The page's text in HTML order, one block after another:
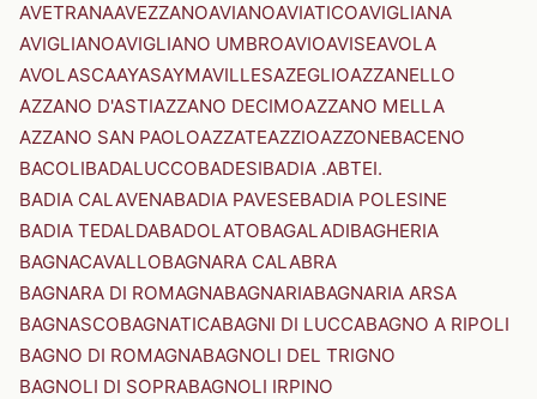
AVETRANAAVEZZANOAVIANOAVIATICOAVIGLIANA
AVIGLIANOAVIGLIANO UMBROAVIOAVISEAVOLA
AVOLASCAAYASAYMAVILLESAZEGLIOAZZANELLO
AZZANO D'ASTIAZZANO DECIMOAZZANO MELLA
AZZANO SAN PAOLOAZZATEAZZIOAZZONEBACENO
BACOLIBADALUCCOBADESIBADIA .ABTEI.
BADIA CALAVENABADIA PAVESEBADIA POLESINE
BADIA TEDALDABADOLATOBAGALADIBAGHERIA
BAGNACAVALLOBAGNARA CALABRA
BAGNARA DI ROMAGNABAGNARIABAGNARIA ARSA
BAGNASCOBAGNATICABAGNI DI LUCCABAGNO A RIPOLI
BAGNO DI ROMAGNABAGNOLI DEL TRIGNO
BAGNOLI DI SOPRABAGNOLI IRPINO